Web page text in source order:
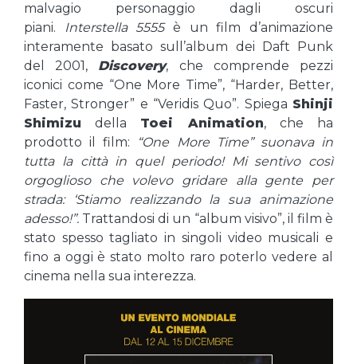
malvagio personaggio dagli oscuri
piani.
Interstella 5555è un film d’animazione
interamente basato sull’album dei Daft Punk
del 2001, Discovery, che comprende pezzi
iconici come “One More Time”, “Harder, Better,
Faster, Stronger” e “Veridis Quo”. Spiega Shinji
Shimizu della Toei Animation, che ha
prodotto il film:
“One More Time” suonava in
tutta la città in quel periodo!
Mi sentivo così
orgoglioso che volevo gridare alla gente per
strada: ‘Stiamo realizzando la sua animazione
adesso!”. Trattandosi di un “album visivo”, il film è
stato spesso tagliato in singoli video musicali e
fino a oggi è stato molto raro poterlo vedere al
cinema nella sua interezza.